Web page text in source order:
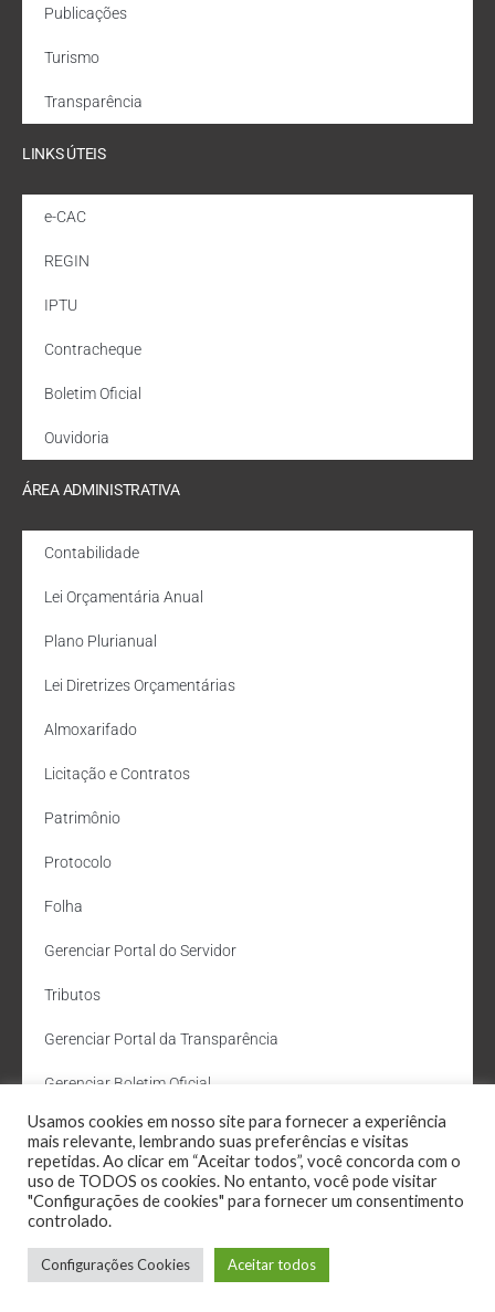
Publicações
Turismo
Transparência
LINKS ÚTEIS
e-CAC
REGIN
IPTU
Contracheque
Boletim Oficial
Ouvidoria
ÁREA ADMINISTRATIVA
Contabilidade
Lei Orçamentária Anual
Plano Plurianual
Lei Diretrizes Orçamentárias
Almoxarifado
Licitação e Contratos
Patrimônio
Protocolo
Folha
Gerenciar Portal do Servidor
Tributos
Gerenciar Portal da Transparência
Gerenciar Boletim Oficial
Departamento de Água e Esgoto
Administração Site
Webmail
Usamos cookies em nosso site para fornecer a experiência
mais relevante, lembrando suas preferências e visitas
repetidas. Ao clicar em “Aceitar todos”, você concorda com o
uso de TODOS os cookies. No entanto, você pode visitar
"Configurações de cookies" para fornecer um consentimento
controlado.
Configurações Cookies Aceitar todos